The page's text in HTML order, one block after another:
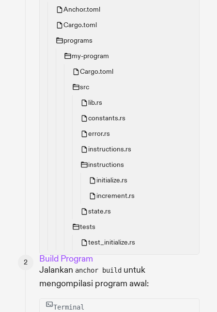
Anchor.toml
Cargo.toml
programs
my-program
Cargo.toml
src
lib.rs
constants.rs
error.rs
instructions.rs
instructions
initialize.rs
increment.rs
state.rs
tests
test_initialize.rs
Build Program
Jalankan anchor build untuk
mengompilasi program awal:
Terminal